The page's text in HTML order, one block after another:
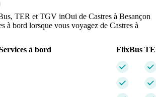
TER et TGV inOui de Castres à Besançon
à bord lorsque vous voyagez de Castres à
à bord
FlixBus